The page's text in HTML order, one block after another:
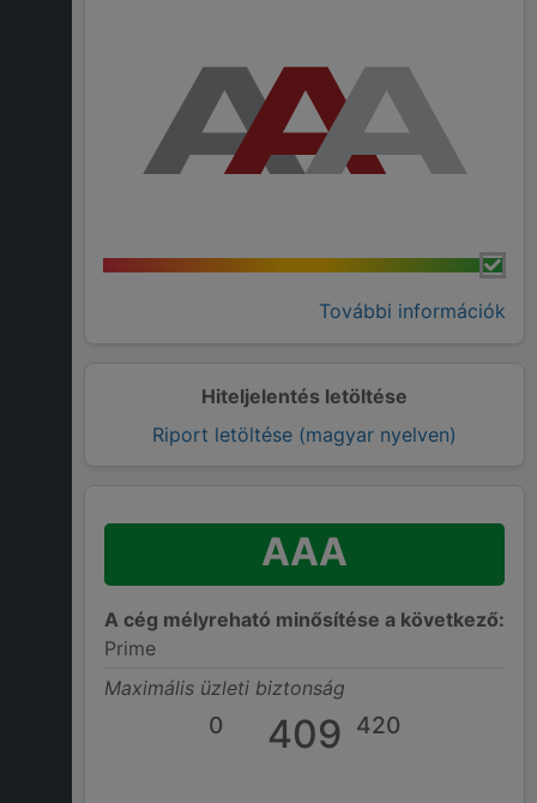
További információk
Hiteljelentés letöltése
Riport letöltése (magyar nyelven)
AAA
A cég mélyreható minősítése a következő:
Prime
Maximális üzleti biztonság
0 409 420